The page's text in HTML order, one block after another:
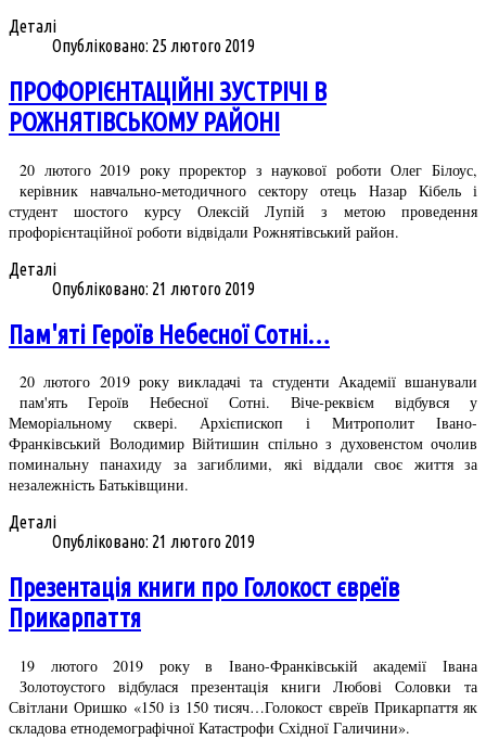
Деталі
Опубліковано: 25 лютого 2019
ПРОФОРІЄНТАЦІЙНІ ЗУСТРІЧІ В
РОЖНЯТІВСЬКОМУ РАЙОНІ
20 лютого 2019 року проректор з наукової роботи Олег Білоус,
керівник навчально-методичного сектору отець Назар Кібель і
студент шостого курсу Олексій Лупій з метою проведення
профорієнтаційної роботи відвідали Рожнятівський район.
Деталі
Опубліковано: 21 лютого 2019
Пам'яті Героїв Небесної Сотні…
20 лютого 2019 року викладачі та студенти Академії вшанували
пам'ять Героїв Небесної Сотні. Віче-реквієм відбувся у
Меморіальному сквері. Архієпископ і Митрополит Івано-
Франківський Володимир Війтишин спільно з духовенстом очолив
поминальну панахиду за загиблими, які віддали своє життя за
незалежність Батьківщини.
Деталі
Опубліковано: 21 лютого 2019
Презентація книги про Голокост євреїв
Прикарпаття
19 лютого 2019 року в Івано-Франківській академії Івана
Золотоустого відбулася презентація книги Любові Соловки та
Світлани Оришко «150 із 150 тисяч…Голокост євреїв Прикарпаття як
складова етнодемографічної Катастрофи Східної Галичини».